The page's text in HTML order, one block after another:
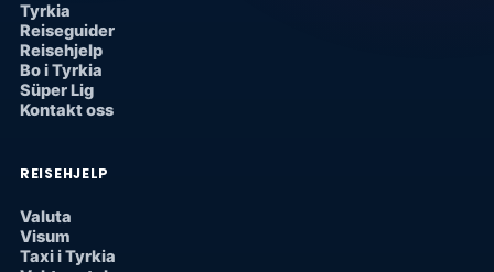
Tyrkia
Reiseguider
Reisehjelp
Bo i Tyrkia
Süper Lig
Kontakt oss
REISEHJELP
Valuta
Visum
Taxi i Tyrkia